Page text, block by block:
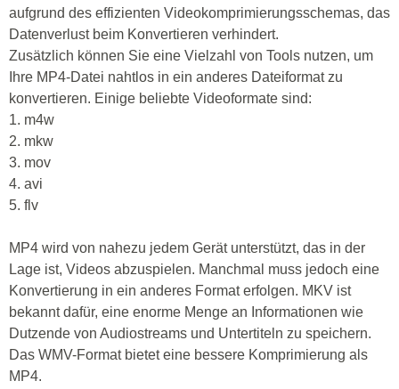
aufgrund des effizienten Videokomprimierungsschemas, das
Datenverlust beim Konvertieren verhindert.
Zusätzlich können Sie eine Vielzahl von Tools nutzen, um
Ihre MP4-Datei nahtlos in ein anderes Dateiformat zu
konvertieren. Einige beliebte Videoformate sind:
1. m4w
2. mkw
3. mov
4. avi
5. flv
MP4 wird von nahezu jedem Gerät unterstützt, das in der
Lage ist, Videos abzuspielen. Manchmal muss jedoch eine
Konvertierung in ein anderes Format erfolgen. MKV ist
bekannt dafür, eine enorme Menge an Informationen wie
Dutzende von Audiostreams und Untertiteln zu speichern.
Das WMV-Format bietet eine bessere Komprimierung als
MP4.